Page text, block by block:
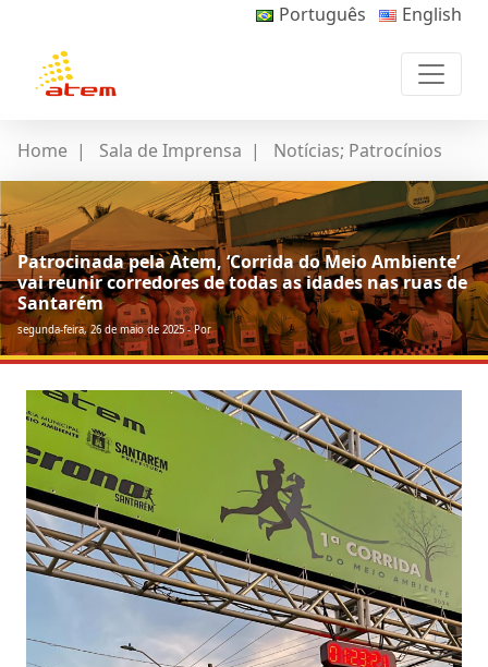
Português English
Home | Sala de Imprensa | Notícias; Patrocínios
Patrocinada pela Atem, ‘Corrida do Meio Ambiente’
vai reunir corredores de todas as idades nas ruas de
Santarém
segunda-feira, 26 de maio de 2025 - Por